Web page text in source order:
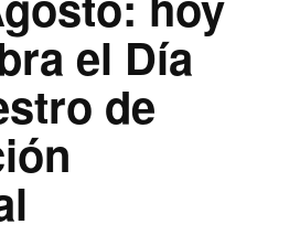
el Día
de